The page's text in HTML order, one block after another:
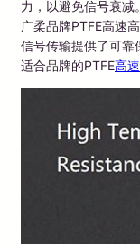
力，以避免信号衰减
广柔品牌PTFE高速
信号传输提供了可靠
适合品牌的PTFE高